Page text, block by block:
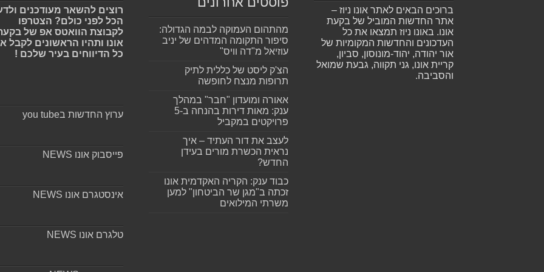
ברוכים הבאים לאתר אונו ניוז –
אתר החדשות המוביל של בקעת
אונו. באונו ניוז תמצאו את כל
העדכונים והחדשות המקומיות של
אור יהודה, יהוד-מונוסון, סביון,
קריית אונו, גני תקווה, גבעת שמואל
והסביבה.
מהתהום העמוקה לבמה הגדולה:
סיפור התקומה המדהים של יניב
עוזיאל מ"דה וויס"
הצ'ק ליסט של כללית לתיק
תרופות מנצח לחופשה
אאורה ומועדון "חבר" במהלך
ענק: מאות דירות בהנחה ב-5
פרויקטים במקביל
לעצב את דור העתיד – איך
נראית הכשרת מורים בעידן
החדש?
כבוד ענק: הקריה האקדמית אונו
זכתה ב"מגן שר הביטחון" למען
משרתי המילואים
רוצים להשאר מעודכנים
הכל לפני כולם? הצטרפו
לקבוצת הוואטס אפ של
אונו ותהיו הראשונים לקבל
כל הדיווחים בעיר שלכם !
ערוץ החדשות בyou tube
פייסבוק אונו NEWS
אינסטגרם אונו NEWS
טלגרם אונו NEWS